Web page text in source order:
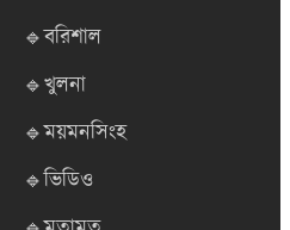
🔹বরিশাল
🔹খুলনা
🔹ময়মনসিংহ
🔹ভিডিও